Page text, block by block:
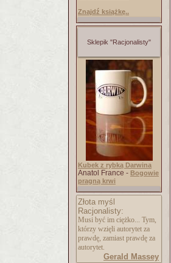
Znajdź książkę..
Sklepik "Racjonalisty"
Kubek z rybką Darwina
Anatol France - Bogowie
pragną krwi
Złota myśl
Racjonalisty:
Musi być im ciężko... Tym,
którzy wzięli autorytet za
prawdę, zamiast prawdę za
autorytet.
Gerald Massey